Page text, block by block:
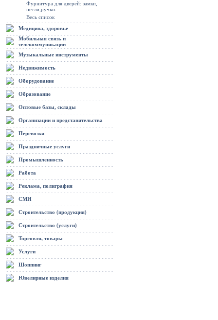
Фурнитура для дверей: замки,
петли,ручки.
Весь список
Медицина, здоровье
Мобильная связь и
телекоммуникации
Музыкальные инструменты
Недвижимость
Оборудование
Образование
Оптовые базы, склады
Организации и представительства
Перевозки
Праздничные услуги
Промышленность
Работа
Реклама, полиграфия
СМИ
Строительство (продукция)
Строительство (услуги)
Торговля, товары
Услуги
Шоппинг
Ювелирные изделия